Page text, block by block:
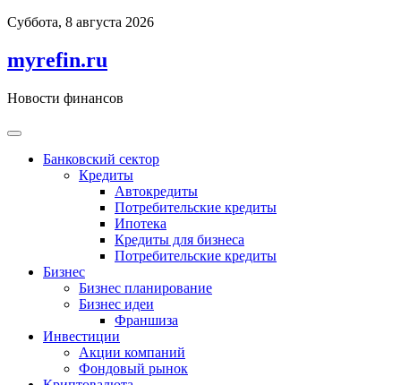
Перейти
содержимому
Суббота, 8 августа 2026
myrefin.ru
Новости финансов
Банковский сектор
Кредиты
Автокредиты
Потребительские кредиты
Ипотека
Кредиты для бизнеса
Потребительские кредиты
Бизнес
Бизнес планирование
Бизнес идеи
Франшиза
Инвестиции
Акции компаний
Фондовый рынок